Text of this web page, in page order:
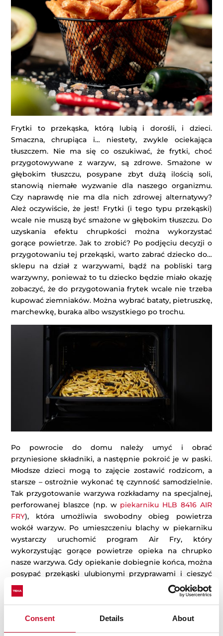
Consent Details About
Frytki to przekąska, którą lubią i dorośli, i dzieci.
Smaczna, chrupiąca i… niestety, zwykle ociekająca
tłuszczem. Nie ma się co oszukiwać, że frytki, choć
przygotowywane z warzyw, są zdrowe. Smażone w
głębokim tłuszczu, posypane zbyt dużą ilością soli,
stanowią niemałe wyzwanie dla naszego organizmu.
Czy naprawdę nie ma dla nich zdrowej alternatywy?
Ależ oczywiście, że jest! Frytki (i tego typu przekąski)
wcale nie muszą być smażone w głębokim tłuszczu. Do
uzyskania efektu chrupkości można wykorzystać
gorące powietrze. Jak to zrobić? Po podjęciu decyzji o
przygotowaniu tej przekąski, warto zabrać dziecko do…
sklepu na dział z warzywami, bądź na pobliski targ
warzywny, ponieważ to tu dziecko będzie miało okazję
zobaczyć, że do przygotowania frytek wcale nie trzeba
kupować ziemniaków. Można wybrać bataty, pietruszkę,
marchewkę, buraka albo wszystkiego po trochu.
Po powrocie do domu należy umyć i obrać
przyniesione składniki, a następnie pokroić je w paski.
Młodsze dzieci mogą to zajęcie zostawić rodzicom, a
starsze – ostrożnie wykonać tę czynność samodzielnie.
Tak przygotowanie warzywa rozkładamy na specjalnej,
perforowanej blaszce (np. w piekarniku HLB 8416 AIR
FRY), która umożliwia swobodny obieg powietrza
wokół warzyw. Po umieszczeniu blachy w piekarniku
wystarczy uruchomić program Air Fry, który
wykorzystując gorące powietrze opieka na chrupko
nasze warzywa. Gdy opiekanie dobiegnie końca, można
posypać przekąski ulubionymi przyprawami i cieszyć
się ich wspaniałym smakiem. Taki domowy fast food
przygotowany z dzieckiem to zdrowa alternatywa dla
jedzenia „na mieście”, pozwalająca poszerzyć horyzonty
smakowe i zadbać o zdrowie całej rodziny.